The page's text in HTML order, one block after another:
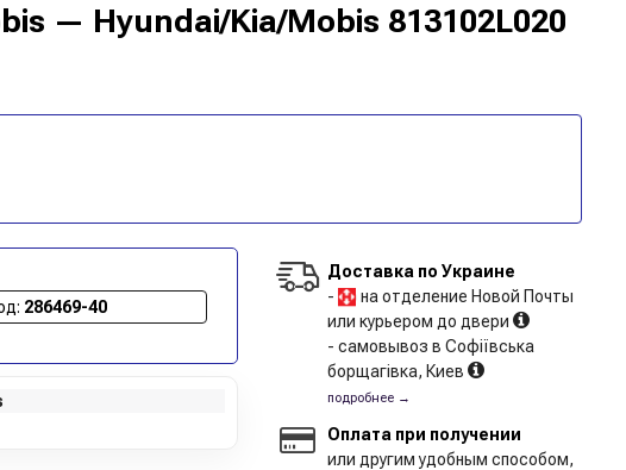
— Hyundai/Kia/Mobis 813102L020
286469-40
Доставка по Украине
-
на отделение Новой Почты
или курьером до двери
- самовывоз в Софіївська
борщагівка, Киев
подробнее →
Оплата при получении
или другим удобным способом,